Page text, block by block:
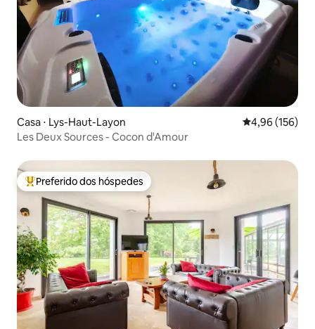
Casa ⋅ Lys-Haut-Layon 4,96 de uma
4,96 (156)
Les Deux Sources - Cocon d'Amour
Entre os melhores preferidos dos hóspedes
Preferido dos hóspedes